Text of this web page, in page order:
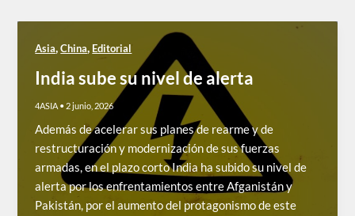
Asia,China, Editorial
India sube su nivel de alerta
4ASIA • 2 junio, 2026
Además de acelerar sus planes de rearme y de
restructuración y modernización de sus fuerzas
armadas, en el plazo corto India ha subido su nivel de
alerta por los enfrentamientos entre Afganistán y
Pakistán, por el aumento del protagonismo de este